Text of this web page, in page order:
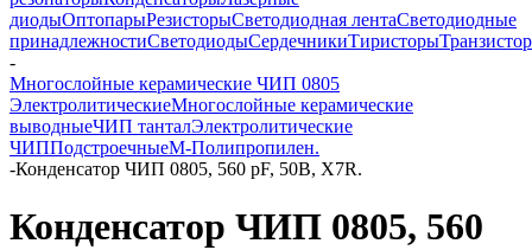
диодыОптопарыРезисторыСветодиодная лентаСветодиодные
принадлежностиСветодиодыСердечникиТиристоры
-
Многослойные керамические ЧИП 0805
ЭлектролитическиеМногослойные керамические
выводныеЧИП танталЭлектролитические
ЧИППодстроечныеМ-Полипропилен.
-Конденсатор ЧИП 0805, 560 pF, 50В, X7R.
Конденсатор ЧИП 0805, 560